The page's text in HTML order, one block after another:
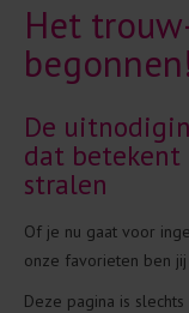
Het
De
dat
stralen
Of je nu gaat voor
onze favorieten ben
Deze pagina is